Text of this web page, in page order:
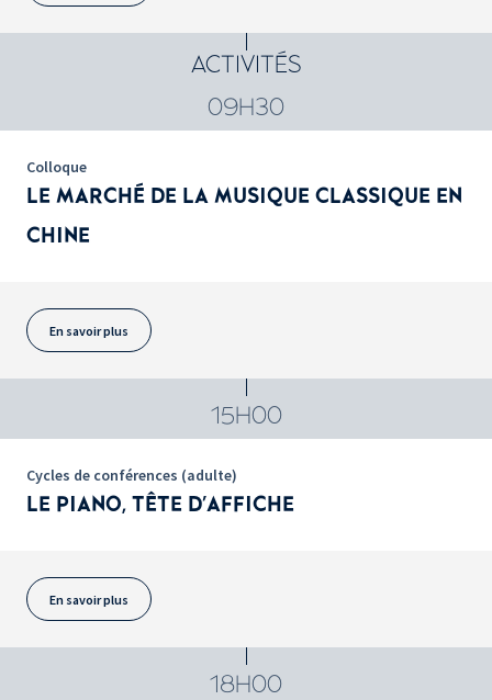
ACTIVITÉS
09H30
Colloque
LE MARCHÉ DE LA MUSIQUE CLASSIQUE EN
CHINE
En savoir plus
15H00
Cycles de conférences (adulte)
LE PIANO, TÊTE D'AFFICHE
En savoir plus
18H00